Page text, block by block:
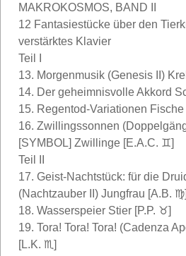
MAKROKOSMOS, BAND II
12 Fantasiestücke über den
verstärktes Klavier
Teil I
13. Morgenmusik (Genesis II)
14. Der geheimnisvolle Akkord
15. Regentod-Variationen Fische
16. Zwillingssonnen
[SYMBOL] Zwillinge [E.A.C. ♊]
Teil II
17. Geist-Nachtstück: für die
(Nachtzauber II) Jungfrau [A.B. ♍]
18. Wasserspeier Stier [P.P. ♉]
19. Tora! Tora! Tora! (Cadenza
[L.K. ♏]